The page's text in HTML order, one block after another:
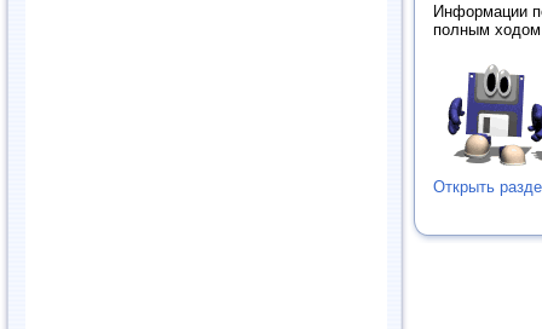
Информации
полным
Открыть